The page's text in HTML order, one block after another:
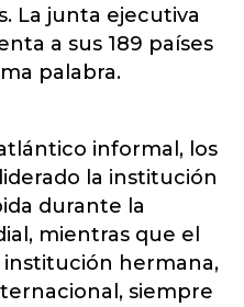
La junta ejecutiva
a sus 189 países
palabra.
informal, los
la institución
durante la
mientras que el
hermana,
siempre